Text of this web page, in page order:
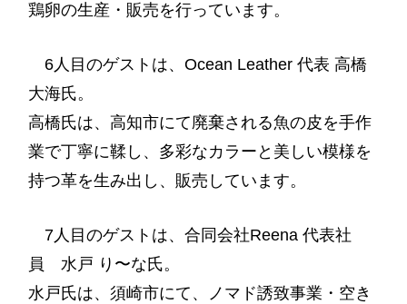
鶏卵の生産・販売を行っています。
6人目のゲストは、Ocean Leather 代表 高橋
大海氏。
高橋氏は、高知市にて廃棄される魚の皮を手作
業で丁寧に鞣し、多彩なカラーと美しい模様を
持つ革を生み出し、販売しています。
7人目のゲストは、合同会社Reena 代表社
員 水戸 り〜な 氏。
水戸氏は、須崎市にて、ノマド誘致事業・空き